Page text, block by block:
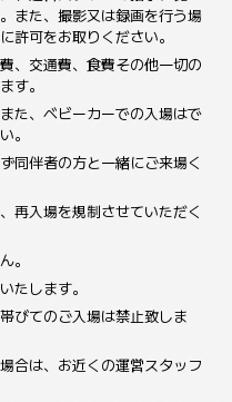
また、撮影又は録画を行う場
許可をお取りください。
、交通費、食費その他一切の
す。
た、ベビーカーでの入場はで
。
同伴者の方と一緒にご来場く
再入場を規制させていただく
。
たします。
びてのご入場は禁止致しま
合は、お近くの運営スタッフ